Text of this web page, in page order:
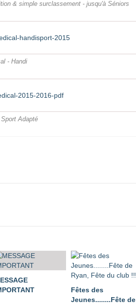
& simple surclassement - jusqu'à Séniors
handisport-2015
- Handi
2015-2016-pdf
Adapté
Fêtes des
Jeunes........Fête de